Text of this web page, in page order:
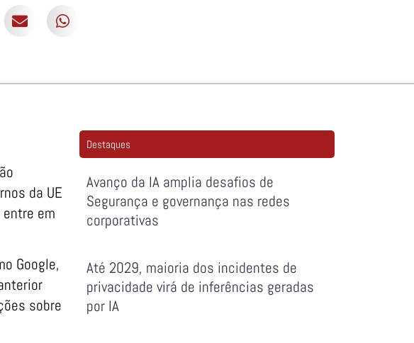
da UE
em
Google,
sobre
Destaques
Avanço da IA amplia desafios de
Segurança e governança nas redes
corporativas
Até 2029, maioria dos incidentes de
privacidade virá de inferências geradas
por IA